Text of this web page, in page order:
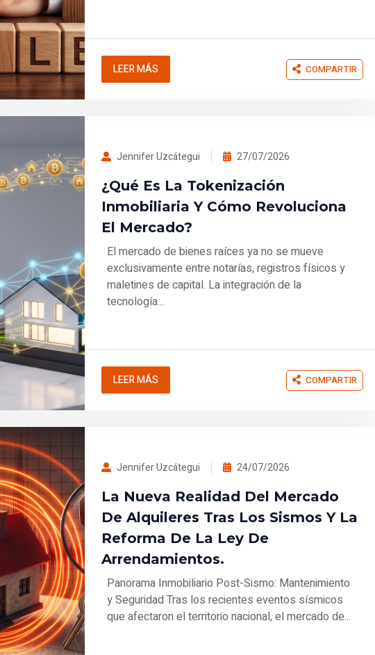
LEER MÁS COMPARTIR
Jennifer Uzcátegui 27/07/2026
¿Qué Es La Tokenización
Inmobiliaria Y Cómo Revoluciona
El Mercado?
El mercado de bienes raíces ya no se mueve
exclusivamente entre notarías, registros físicos y
maletines de capital. La integración de la
tecnología...
LEER MÁS COMPARTIR
Jennifer Uzcátegui 24/07/2026
La Nueva Realidad Del Mercado
De Alquileres Tras Los Sismos Y La
Reforma De La Ley De
Arrendamientos.
Panorama Inmobiliario Post-Sismo: Mantenimiento
y Seguridad Tras los recientes eventos sísmicos
que afectaron el territorio nacional, el mercado de...